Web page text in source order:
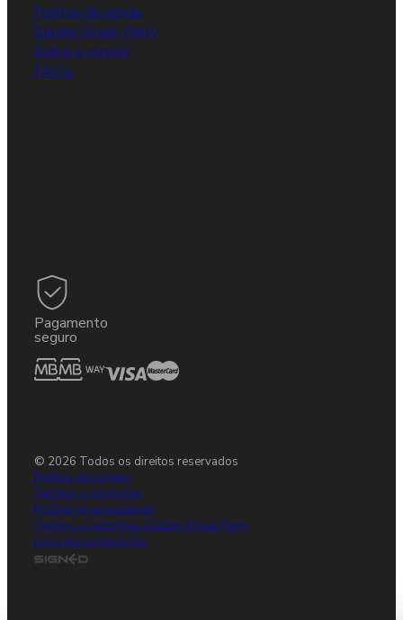
Pontos de venda
Gulden Draak Party
Sobre a cerveja
FAQ's
Pagamento
seguro
© 2026 Todos os direitos reservados
Política de cookies
Termos e condições
Política de privacidade
Termos e condições Gulden Draak Party
Livro de reclamações